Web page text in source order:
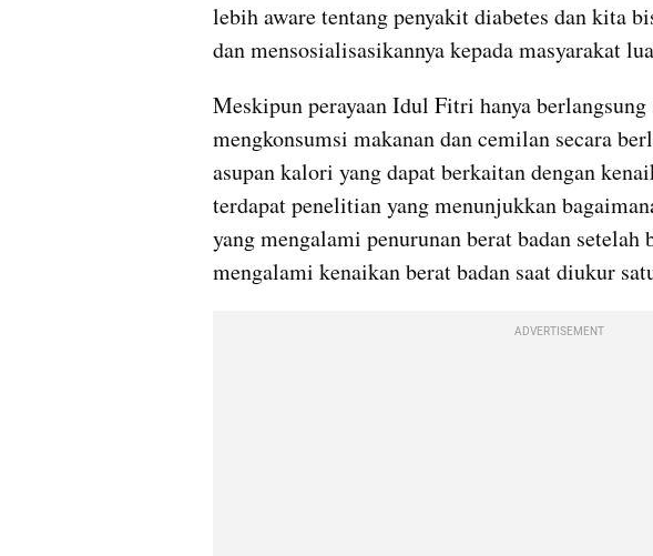
lebih aware tentang penyakit diabetes dan kita
dan mensosialisasikannya kepada masyarakat
Meskipun perayaan Idul Fitri hanya
mengkonsumsi makanan dan cemilan secara
asupan kalori yang dapat berkaitan dengan
terdapat penelitian yang menunjukkan
yang mengalami penurunan berat badan setelah
mengalami kenaikan berat badan saat diukur
ADVERTISEMENT